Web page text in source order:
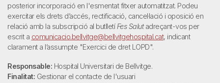
posterior incorporació en l'esmentat fitxer automatitzat. Podeu
exercitar els drets d’accés, rectificació, cancel·lació i oposició en
relació amb la subscripció al butlletí Fes Salutadreçant-vos per
escrit a comunicacio.bellvitge@bellvitgehospital.cat, indicant
clarament a l’assumpte "Exercici de dret LOPD".
Responsable: Hospital Universitari de Bellvitge.
Finalitat: Gestionar el contacte de l'usuari